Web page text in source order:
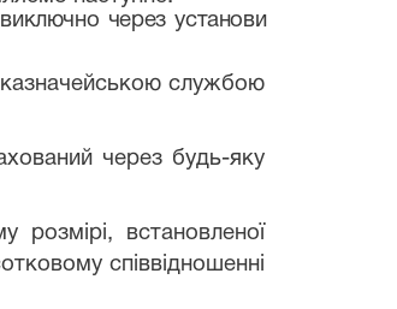
через установи
службою
через будь-яку
розмірі, встановленої
співвідношенні